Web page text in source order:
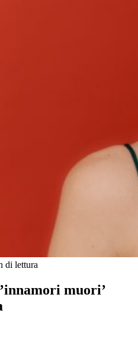
di lettura
muori’